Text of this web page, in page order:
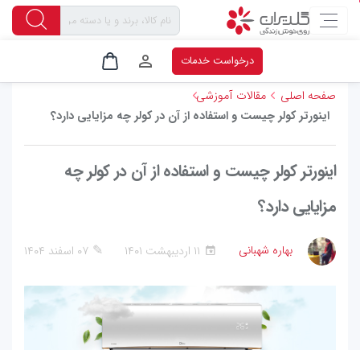
درخواست خدمات
۰
صفحه اصلی
مقالات آموزشی
اینورتر کولر چیست و استفاده از آن در کولر چه مزایایی دارد؟
اینورتر کولر چیست و استفاده از آن در کولر چه
مزایایی دارد؟
بهاره شهبانی ۱۱ ارديبهشت ۱۴۰۱ ✎ ۰۷ اسفند ۱۴۰۴